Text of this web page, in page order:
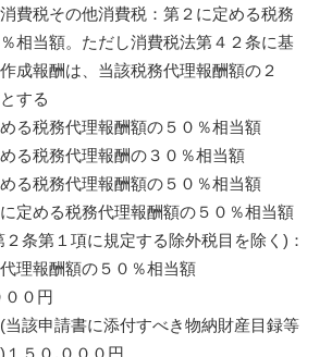
費税その他消費税：第２に定める税務
相当額。ただし消費税法第４２条に基
成報酬は、当該税務代理報酬額の２
する
る税務代理報酬額の５０％相当額
る税務代理報酬の３０％相当額
る税務代理報酬額の５０％相当額
定める税務代理報酬額の５０％相当額
条第１項に規定する除外税目を除く)：
理報酬額の５０％相当額
０円
該申請書に添付すべき物納財産目録等
５０,０００円